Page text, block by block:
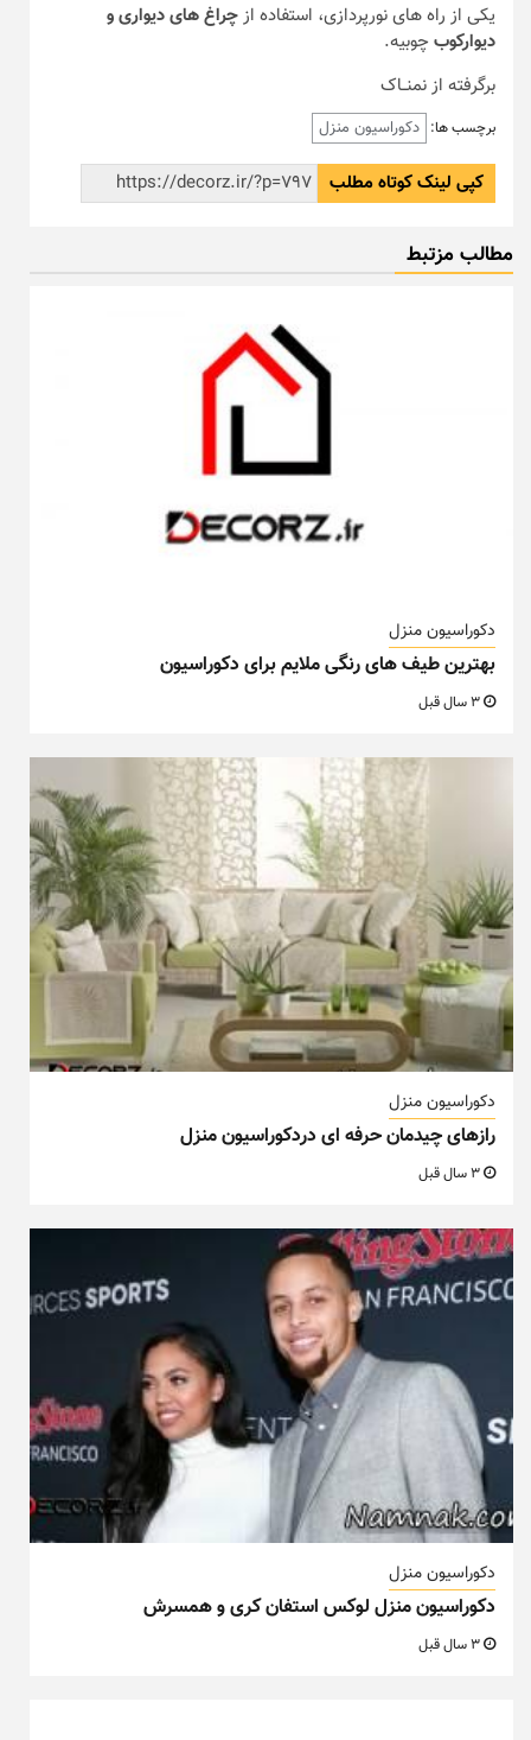
یکی از راه های نورپردازی، استفاده ازچراغ های دیواری و
دیوارکوبچوبیه.
برگرفته از نمنــاک
برچسب ها: دکوراسیون منزل
کپی لینک کوتاه مطلب
مطالب مزتبط
دکوراسیون منزل
بهترین طیف های رنگی ملایم برای دکوراسیون
دکوراسیون منزل
رازهای چیدمان حرفه ای دردکوراسیون منزل
دکوراسیون منزل
دکوراسیون منزل لوکس استفان کری و همسرش